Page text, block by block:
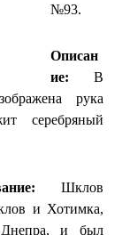
№93.
Описан
ие: В
рука
серебряный
Шклов
и Хотимка,
Днепра, и был